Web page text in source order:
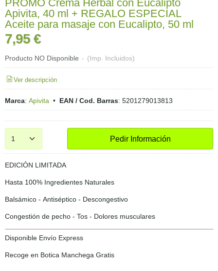
PROMO Crema Herbal con Eucalipto
Apivita, 40 ml + REGALO ESPECIAL
Aceite para masaje con Eucalipto, 50 ml
7,95 €
Producto NO Disponible - (Imp. Incluidos)
Ver descripción
Marca: Apivita • EAN / Cod. Barras: 5201279013813
Pedir Información
EDICIÓN LIMITADA
Hasta 100% Ingredientes Naturales
Balsámico - Antiséptico - Descongestivo
Congestión de pecho - Tos - Dolores musculares
Disponible Envío Express
Recoge en Botica Manchega Gratis